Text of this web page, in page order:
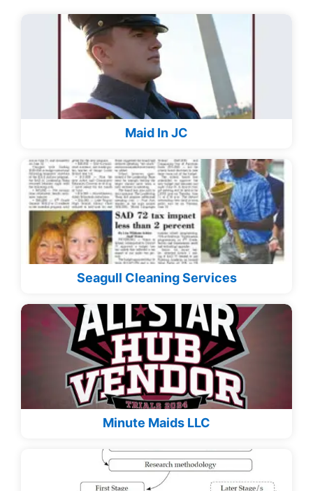
Maid In JC
Seagull Cleaning Services
Minute Maids LLC